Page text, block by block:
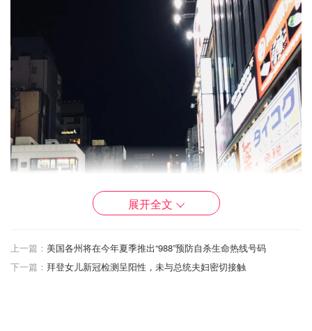
展开全文
上一篇： 美国各州将在今年夏季推出“988”预防自杀生命热线号码
下一篇： 拜登女儿新冠检测呈阳性，未与总统夫妇密切接触